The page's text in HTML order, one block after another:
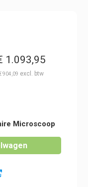
1.093,95
904,09
Microscoop